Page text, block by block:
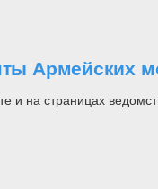
Армейских
и на страницах